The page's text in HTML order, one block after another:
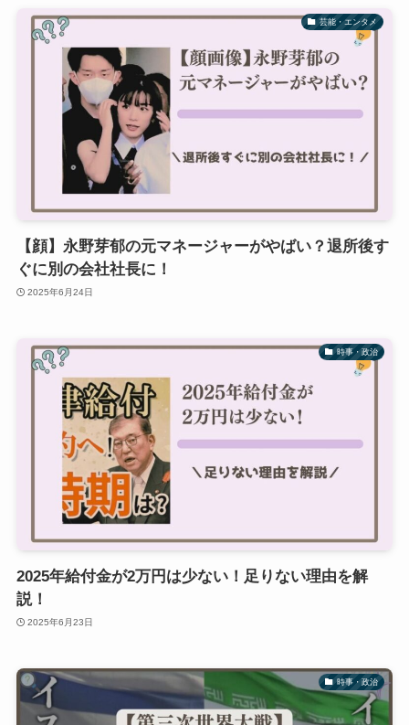
芸能・エンタメ
【顔】永野芽郁の元マネージャーがやばい？退所後す
ぐに別の会社社長に！
2025年6月24日
時事・政治
2025年給付金が2万円は少ない！足りない理由を解
説！
2025年6月23日
時事・政治